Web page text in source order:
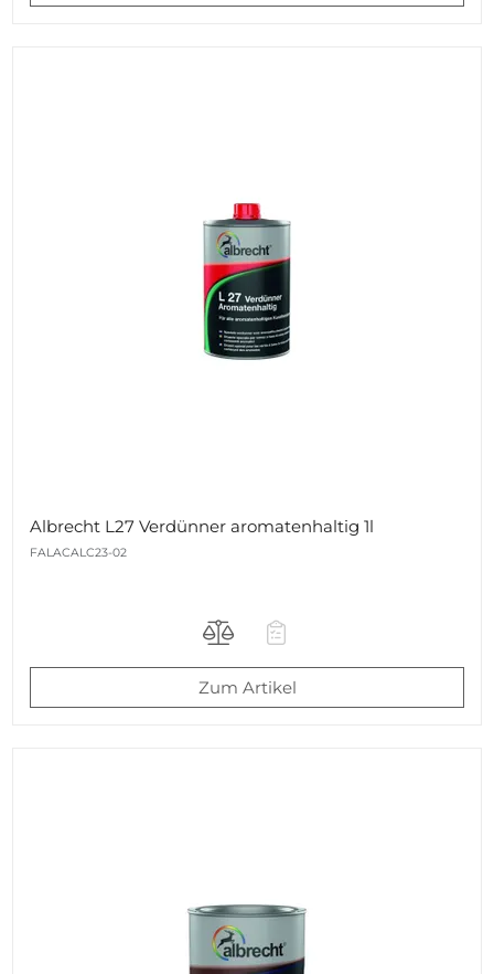
Albrecht L27 Verdünner aromatenhaltig 1l
FALACALC23-02
Zum Artikel